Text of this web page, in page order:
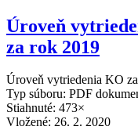
Úroveň
za rok 2019
Úroveň vytriedenia KO
Typ súboru: PDF
Stiahnuté: 473×
Vložené: 26. 2. 2020